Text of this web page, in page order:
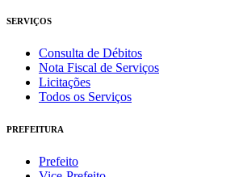
SERVIÇOS
Consulta de Débitos
Nota Fiscal de Serviços
Licitações
Todos os Serviços
PREFEITURA
Prefeito